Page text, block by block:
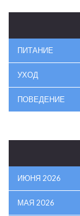
ПИТАНИЕ
УХОД
ПОВЕДЕНИЕ
ИЮНЯ 2026
МАЯ 2026